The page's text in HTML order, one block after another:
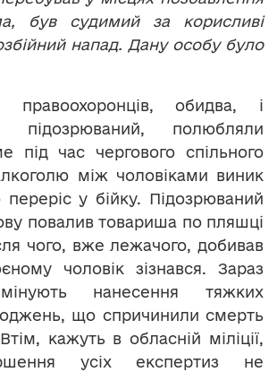
був судимий за корисливі
напад. Дану особу було
обидва, і
підозрюваний, полюбляли
під час чергового спільного
між чоловіками виник
у бійку. Підозрюваний
повалив товариша по пляшці
чого, вже лежачого, добивав
чоловік зізнався. Зараз
нанесення тяжких
що спричинили смерть
кажуть в обласній міліції,
усіх експертиз не